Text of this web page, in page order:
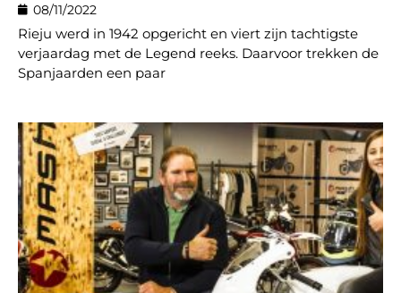
08/11/2022
Rieju werd in 1942 opgericht en viert zijn tachtigste
verjaardag met de Legend reeks. Daarvoor trekken de
Spanjaarden een paar